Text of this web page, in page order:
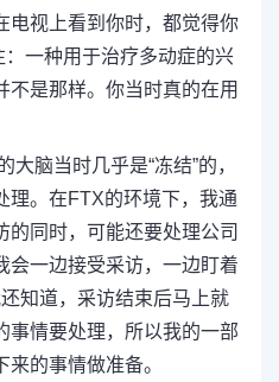
电视上看到你时，都觉得你
一种用于治疗多动症的兴
不是那样。你当时真的在用
脑当时几乎是“冻结”的，
理。在FTX的环境下，我通
的同时，可能还要处理公司
会一边接受采访，一边盯着
知道，采访结束后马上就
事情要处理，所以我的一部
的事情做准备。